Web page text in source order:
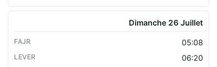
Dimanche 26 Juillet
05:08
06:20